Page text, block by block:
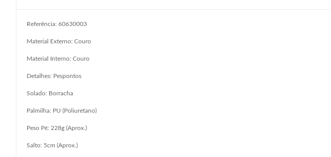
Referência: 60630003
Material Externo: Couro
Material Interno: Couro
Detalhes: Pespontos
Solado: Borracha
Palmilha: PU (Poliuretano)
Peso Pé: 228g (Aprox.)
Salto: 5cm (Aprox.)